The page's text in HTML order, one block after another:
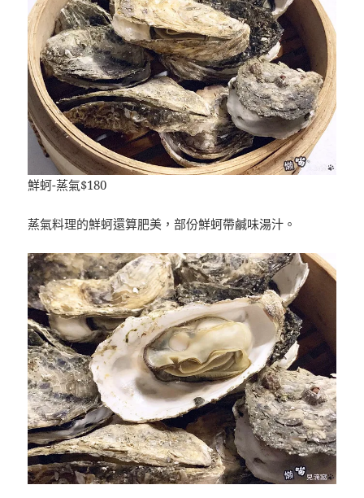
鮮蚵-蒸氣$180
蒸氣料理的鮮蚵還算肥美，部份鮮蚵帶鹹味湯汁。